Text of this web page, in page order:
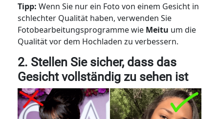
Tipp: Wenn Sie nur ein Foto von einem Gesicht in
schlechter Qualität haben, verwenden Sie
Fotobearbeitungsprogramme wie Meitu um die
Qualität vor dem Hochladen zu verbessern.
2. Stellen Sie sicher, dass das
Gesicht vollständig zu sehen ist